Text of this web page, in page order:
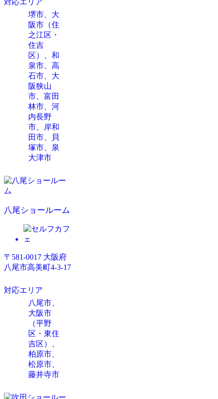
対応エリア
堺市、大
阪市（住
之江区・
住吉
区）、和
泉市、高
石市、大
阪狭山
市、富田
林市、河
内長野
市、岸和
田市、貝
塚市、泉
大津市
八尾ショールーム
〒581-0017 大阪府
八尾市高美町4-3-17
対応エリア
八尾市、
大阪市
（平野
区・東住
吉区）、
柏原市、
松原市、
藤井寺市